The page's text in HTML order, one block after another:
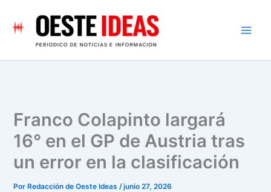
contenido
Franco Colapinto largará
16° en el GP de Austria tras
un error en la clasificación
Por Redacción de Oeste Ideas/junio 27, 2026